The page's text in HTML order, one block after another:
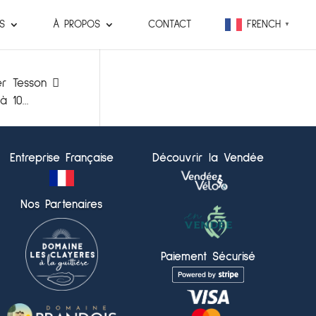
À PROPOS CONTACT FRENCH ▼
Tesson 
10...
Entreprise Française
Nos Partenaires
Découvrir la Vendée
Paiement Sécurisé